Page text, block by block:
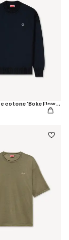
Maglia in lana e cotone 'Boke Flower 2.0'